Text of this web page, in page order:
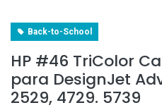
Back-to-School
HP #46 TriColor
para DesignJet
2529, 4729. 5739